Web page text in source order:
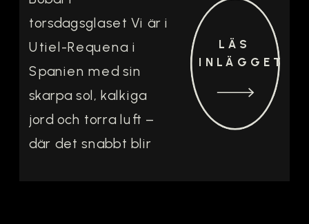
torsdagsglaset Vi är i
Utiel-Requena i
Spanien med sin
skarpa sol, kalkiga
jord och torra luft –
där det snabbt blir
LÄS
INLÄGGET